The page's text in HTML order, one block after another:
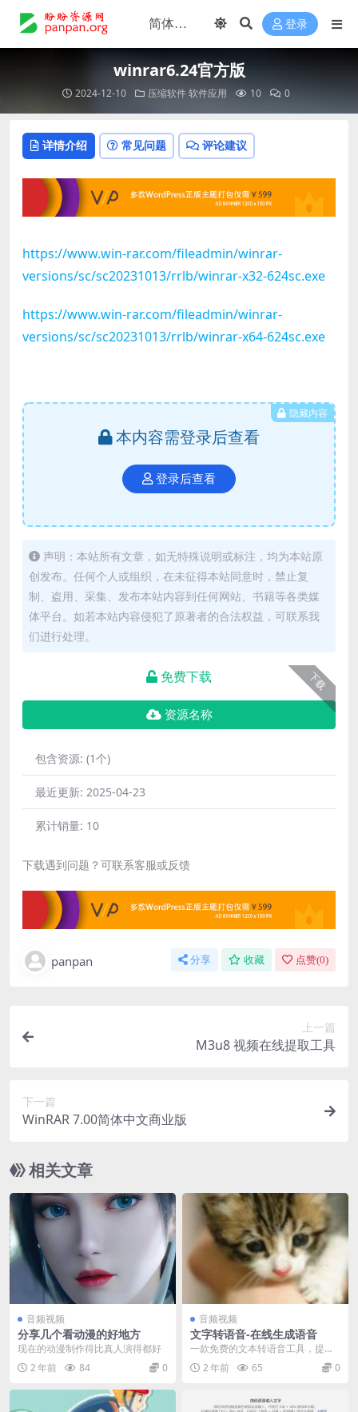
登录
winrar6.24官方版
2024-12-10 压缩软件 软件应用 10 0
详情介绍 常见问题 评论建议
https://www.win-rar.com/fileadmin/winrar-
versions/sc/sc20231013/rrlb/winrar-x32-624sc.exe
https://www.win-rar.com/fileadmin/winrar-
versions/sc/sc20231013/rrlb/winrar-x64-624sc.exe
隐藏内容
本内容需登录后查看
登录后查看
声明：本站所有文章，如无特殊说明或标注，均为本站原
创发布。任何个人或组织，在未征得本站同意时，禁止复
制、盗用、采集、发布本站内容到任何网站、书籍等各类媒
体平台。如若本站内容侵犯了原著者的合法权益，可联系我
们进行处理。
下载
免费下载
资源名称
包含资源: (1个)
最近更新: 2025-04-23
累计销量: 10
下载遇到问题？可联系客服或反馈
panpan 分享 收藏 点赞(0)
上一篇
M3u8 视频在线提取工具
下一篇
WinRAR 7.00简体中文商业版
相关文章
音频视频
分享几个看动漫的好地方
现在的动漫制作得比真人演得都好
2 年前
84 0
音频视频
文字转语音-在线生成语音
一款免费的文本转语音工具，提供
语音合成服务，支持多种语言，包
括中文、英语、日语、...
2 年前 65 0